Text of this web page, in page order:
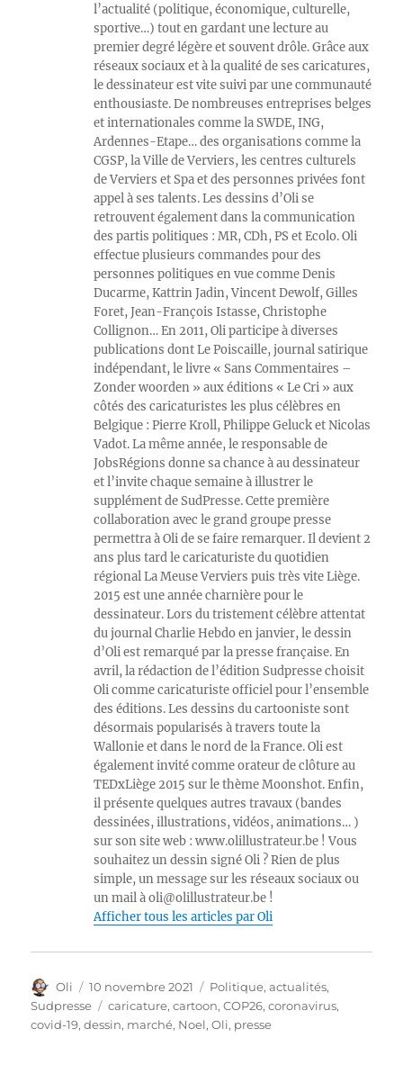
l’actualité (politique, économique, culturelle,
sportive…) tout en gardant une lecture au
premier degré légère et souvent drôle. Grâce aux
réseaux sociaux et à la qualité de ses caricatures,
le dessinateur est vite suivi par une communauté
enthousiaste. De nombreuses entreprises belges
et internationales comme la SWDE, ING,
Ardennes-Etape… des organisations comme la
CGSP, la Ville de Verviers, les centres culturels
de Verviers et Spa et des personnes privées font
appel à ses talents. Les dessins d’Oli se
retrouvent également dans la communication
des partis politiques : MR, CDh, PS et Ecolo. Oli
effectue plusieurs commandes pour des
personnes politiques en vue comme Denis
Ducarme, Kattrin Jadin, Vincent Dewolf, Gilles
Foret, Jean-François Istasse, Christophe
Collignon… En 2011, Oli participe à diverses
publications dont Le Poiscaille, journal satirique
indépendant, le livre « Sans Commentaires –
Zonder woorden » aux éditions « Le Cri » aux
côtés des caricaturistes les plus célèbres en
Belgique : Pierre Kroll, Philippe Geluck et Nicolas
Vadot. La même année, le responsable de
JobsRégions donne sa chance à au dessinateur
et l’invite chaque semaine à illustrer le
supplément de SudPresse. Cette première
collaboration avec le grand groupe presse
permettra à Oli de se faire remarquer. Il devient 2
ans plus tard le caricaturiste du quotidien
régional La Meuse Verviers puis très vite Liège.
2015 est une année charnière pour le
dessinateur. Lors du tristement célèbre attentat
du journal Charlie Hebdo en janvier, le dessin
d’Oli est remarqué par la presse française. En
avril, la rédaction de l’édition Sudpresse choisit
Oli comme caricaturiste officiel pour l’ensemble
des éditions. Les dessins du cartooniste sont
désormais popularisés à travers toute la
Wallonie et dans le nord de la France. Oli est
également invité comme orateur de clôture au
TEDxLiège 2015 sur le thème Moonshot. Enfin,
il présente quelques autres travaux (bandes
dessinées, illustrations, vidéos, animations… )
sur son site web : www.olillustrateur.be ! Vous
souhaitez un dessin signé Oli ? Rien de plus
simple, un message sur les réseaux sociaux ou
un mail à oli@olillustrateur.be !
Afficher tous les articles par Oli
Auteur
Oli
Publié
le
10 novembre 2021 Catégories
Politique, actualités,
Sudpresse
Étiquettes
caricature,cartoon,COP26,coronavirus,
covid-19,dessin, marché, Noel,Oli, presse